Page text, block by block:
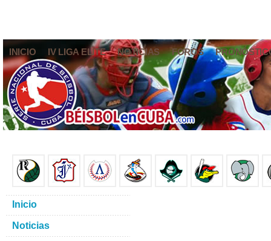
INICIO IV LIGA ELITE NOTICIAS FOROS
Inicio
Noticias